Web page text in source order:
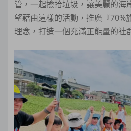
管，一起撿拾垃圾，讓美麗的海
望藉由這樣的活動，推廣『70%
理念，打造一個充滿正能量的社